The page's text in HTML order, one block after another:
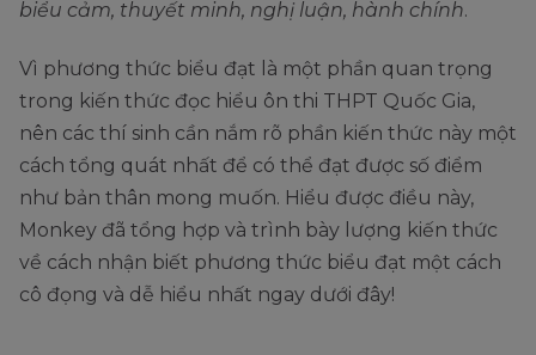
biểu cảm, thuyết minh, nghị luận, hành chính.
Vì phương thức biểu đạt là một phần quan trọng
trong kiến thức đọc hiểu ôn thi THPT Quốc Gia,
nên các thí sinh cần nắm rõ phần kiến thức này một
cách tổng quát nhất để có thể đạt được số điểm
như bản thân mong muốn. Hiểu được điều này,
Monkey đã tổng hợp và trình bày lượng kiến thức
về cách nhận biết phương thức biểu đạt một cách
cô đọng và dễ hiểu nhất ngay dưới đây!